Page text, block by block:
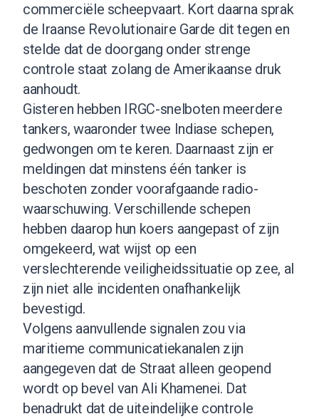
commerciële scheepvaart. Kort daarna sprak
de Iraanse Revolutionaire Garde dit tegen en
stelde dat de doorgang onder strenge
controle staat zolang de Amerikaanse druk
aanhoudt.
Gisteren hebben IRGC-snelboten meerdere
tankers, waaronder twee Indiase schepen,
gedwongen om te keren. Daarnaast zijn er
meldingen dat minstens één tanker is
beschoten zonder voorafgaande radio-
waarschuwing. Verschillende schepen
hebben daarop hun koers aangepast of zijn
omgekeerd, wat wijst op een
verslechterende veiligheidssituatie op zee, al
zijn niet alle incidenten onafhankelijk
bevestigd.
Volgens aanvullende signalen zou via
maritieme communicatiekanalen zijn
aangegeven dat de Straat alleen geopend
wordt op bevel van Ali Khamenei. Dat
benadrukt dat de uiteindelijke controle